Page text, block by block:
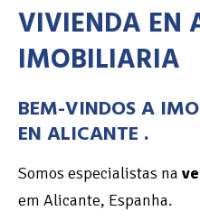
VIVIENDA EN
IMOBILIARIA
BEM-VINDOS A
EN ALICANTE .
Somos especialistas na
em Alicante, Espanha.